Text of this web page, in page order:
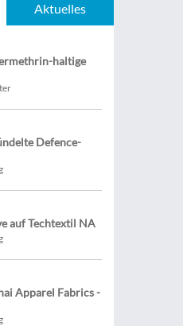
Aktuelles
haltige
Defence-
auf Techtextil NA
Apparel Fabrics -